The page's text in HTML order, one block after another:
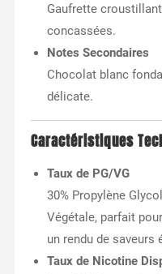
Gaufrette
concassées.
Notes Secondaires
Chocolat blanc
délicate.
Caractéristiques
Taux de PG/VG
30% Propylène
Végétale, parfait
un rendu de saveurs
Taux de Nicotine